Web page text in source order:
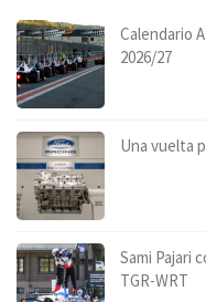
Calendario
2026/27
Una vuelta
Sami Pajari
TGR-WRT